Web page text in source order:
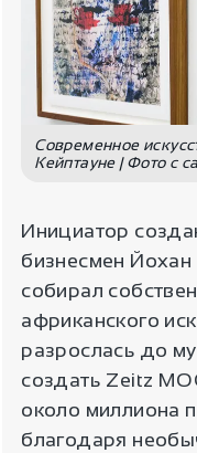
Современное
Кейптауне | Фото с
Инициатор
бизнесмен
собирал
африканского
разрослась до
создать Zeitz
около миллиона
благодаря